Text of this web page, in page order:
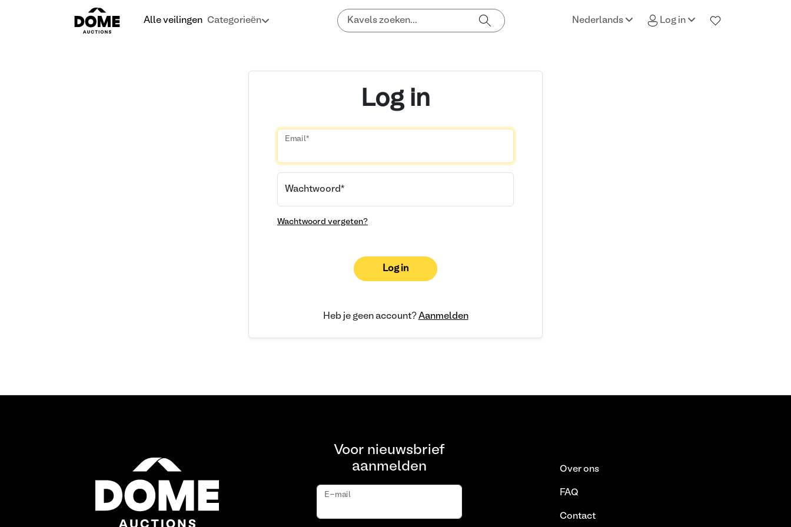
Alle veilingen Categorieën Nederlands Log in
Log in
Email*
Wachtwoord *
Wachtwoord vergeten?
Log in
Heb je geen account? Aanmelden
Voor nieuwsbrief
aanmelden
E-mail
Over ons
FAQ
Contact